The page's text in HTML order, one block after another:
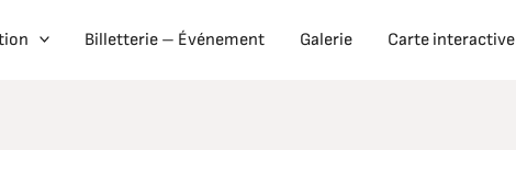
Billetterie – Événement Galerie Carte interactive